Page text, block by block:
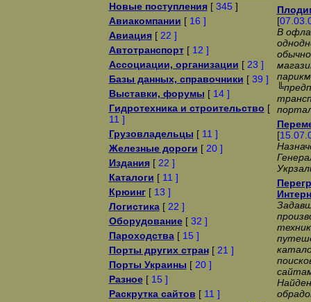
Новые поступления[ 345 ]
Авиакомпании [ 16 ]
Авиация[ 22 ]
Автотранспорт[ 12 ]
Ассоциации, организации [ 23 ]
Базы данных, справочники [ 39 ]
Выставки, форумы [ 14 ]
Гидротехника и строительство [
11 ]
Грузовладельцы [ 11 ]
Железные дороги [ 20 ]
Издания[ 22 ]
Каталоги [ 11 ]
Крюинг[ 13 ]
Логистика[ 22 ]
Оборудование[ 32 ]
Пароходства[ 15 ]
Порты других стран[ 21 ]
Порты Украины [ 20 ]
Разное[ 15 ]
Раскрутка сайтов [ 11 ]
[
В
[